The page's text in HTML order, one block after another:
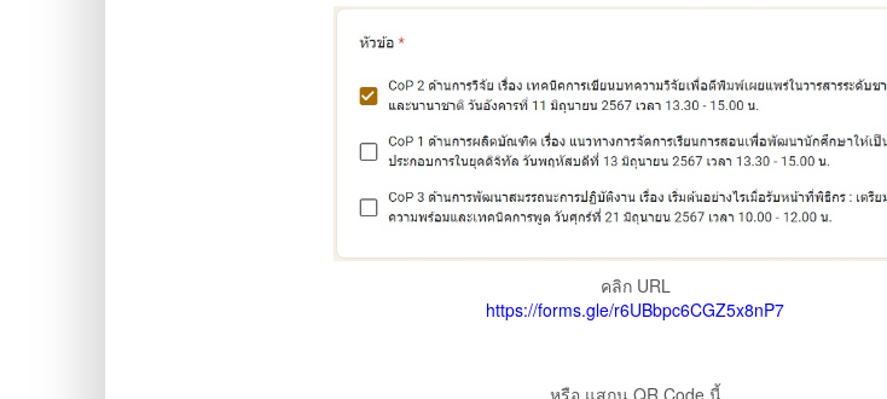
คลิก URL
https://forms.gle/r6UBbpc6CGZ5x8nP7
หรือ แสกน QR Code นี้